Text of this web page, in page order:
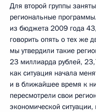
Для второй группы
региональные
из бюджета 2009 года
говорить опять о тех же
мы утвердили такие
23 миллиарда рублей,
как ситуация начала
и в ближайшее время к
пересмотрели свои
экономической